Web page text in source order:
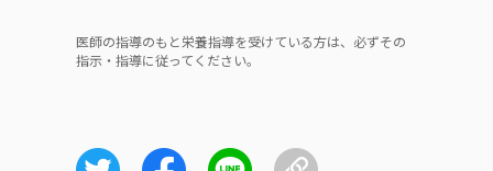
医師の指導のもと栄養指導を受けている方は、必ずその
指示・指導に従ってください。